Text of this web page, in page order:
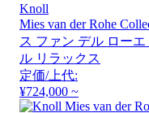
Knoll
Mies van der Rohe
ス ファン デル ロー
ル リラックス
定価/上代:
¥724,000 ~